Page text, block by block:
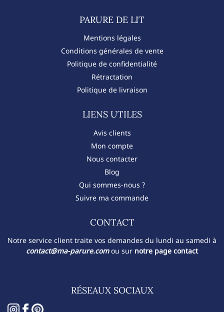
PARURE DE LIT​
Mentions légales
Conditions générales de vente
Politique de confidentialité
Rétractation
Politique de livraison
LIENS UTILES
Avis clients
Mon compte
Nous contacter
Blog
Qui sommes-nous ?
Suivre ma commande
CONTACT​
Notre service client traite vos demandes du lundi au samedi à
contact@ma-parure.comou sur notre page contact
RÉSEAUX SOCIAUX